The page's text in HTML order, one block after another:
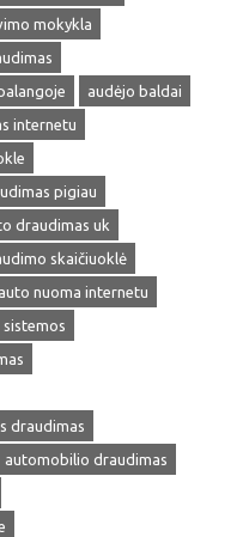
mokykla
audėjo baldai
internetu
pigiau
draudimas uk
skaičiuoklė
auto nuoma internetu
draudimas
automobilio draudimas